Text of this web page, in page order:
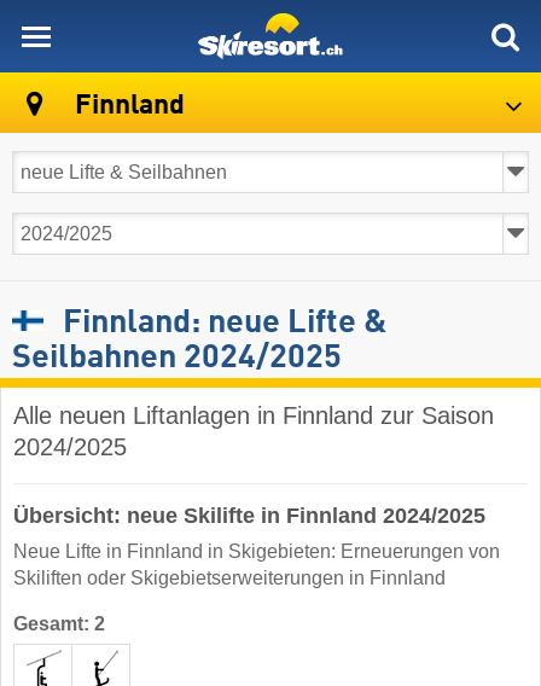
Finnland
Finnland: neue Lifte &
Seilbahnen 2024/2025
Alle neuen Liftanlagen in Finnland zur Saison
2024/2025
Übersicht: neue Skilifte in Finnland 2024/2025
Neue Lifte in Finnland in Skigebieten: Erneuerungen von
Skiliften oder Skigebietserweiterungen in Finnland
Gesamt: 2